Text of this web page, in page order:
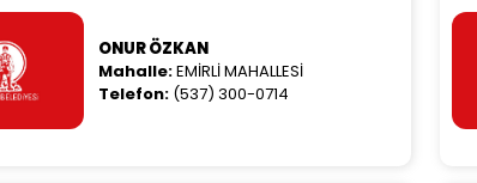
ONUR ÖZKAN
Mahalle:EMİRLİ MAHALLESİ
Telefon: (537) 300-0714